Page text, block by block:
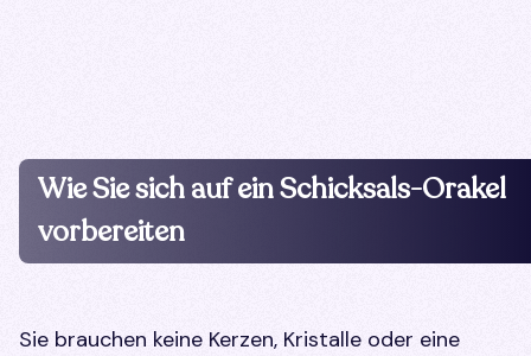
Wie Sie sich auf ein Schicksals-Orakel
vorbereiten
Sie brauchen keine Kerzen, Kristalle oder eine